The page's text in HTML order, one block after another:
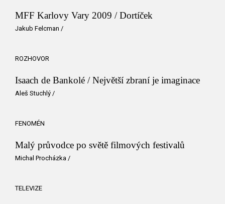
MFF Karlovy Vary 2009 / Dortíček
Jakub Felcman /
ROZHOVOR
Isaach de Bankolé / Největší zbraní je imaginace
Aleš Stuchlý /
FENOMÉN
Malý průvodce po světě filmových festivalů
Michal Procházka /
TELEVIZE